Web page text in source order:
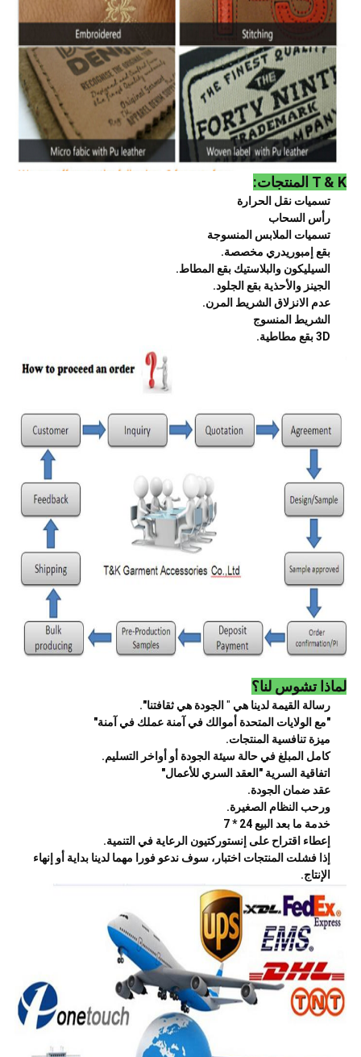
T & K المنتجات:
تسميات نقل الحرارة
رأس السحاب
تسميات الملابس المنسوجة
بقع إمبوريدري مخصصة.
السيليكون والبلاستيك بقع المطاط.
الجينز والأحذية بقع الجلود.
عدم الانزلاق الشريط المرن.
الشريط المنسوج
3D بقع مطاطية.
لماذا تشوس لنا؟
رسالة القيمة لدينا هي " الجودة هي ثقافتنا".
"مع الولايات المتحدة أموالك في آمنة عملك في آمنة"
ميزة تنافسية المنتجات.
كامل المبلغ في حالة سيئة الجودة أو أواخر التسليم.
اتفاقية السرية "العقد السري للأعمال"
عقد ضمان الجودة.
ورحب النظام الصغيرة.
خدمة ما بعد البيع 24 * 7
إعطاء اقتراح على إنستوركتيون الرعاية في التنمية.
إذا فشلت المنتجات اختبار، سوف ندعو فورا مهما لدينا بداية أو إنهاء
الإنتاج.